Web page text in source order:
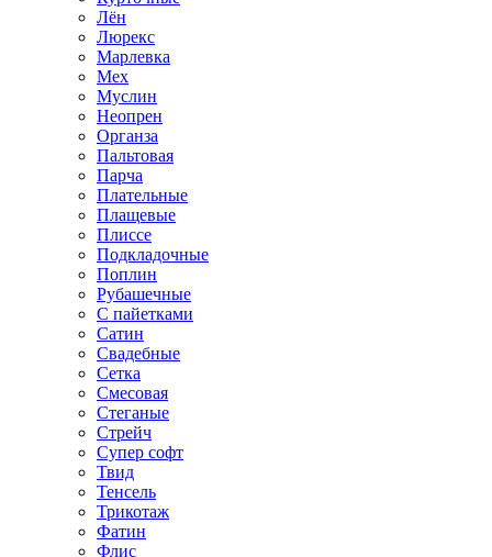
Лён
Люрекс
Марлевка
Мех
Муслин
Неопрен
Органза
Пальтовая
Парча
Плательные
Плащевые
Плиссе
Подкладочные
Поплин
Рубашечные
С пайетками
Сатин
Свадебные
Сетка
Смесовая
Стеганые
Стрейч
Супер софт
Твид
Тенсель
Трикотаж
Фатин
Флис